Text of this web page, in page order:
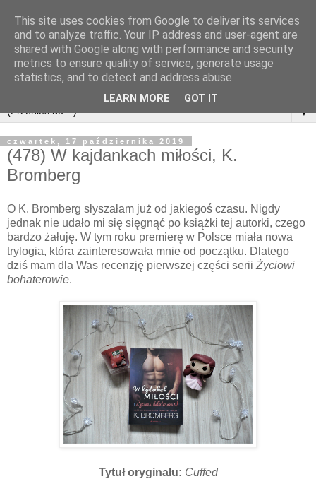
▼
czwartek, 17 października 2019
(478) W kajdankach miłości, K.
Bromberg
O K. Bromberg słyszałam już od jakiegoś czasu. Nigdy
jednak nie udało mi się sięgnąć po książki tej autorki, czego
bardzo żałuję. W tym roku premierę w Polsce miała nowa
trylogia, która zainteresowała mnie od początku. Dlatego
dziś mam dla Was recenzję pierwszej części serii Życiowi
bohaterowie.
Tytuł oryginału: Cuffed
This site uses cookies from Google to deliver its services
and to analyze traffic. Your IP address and user-agent are
shared with Google along with performance and security
metrics to ensure quality of service, generate usage
statistics, and to detect and address abuse.
LEARN MORE GOT IT